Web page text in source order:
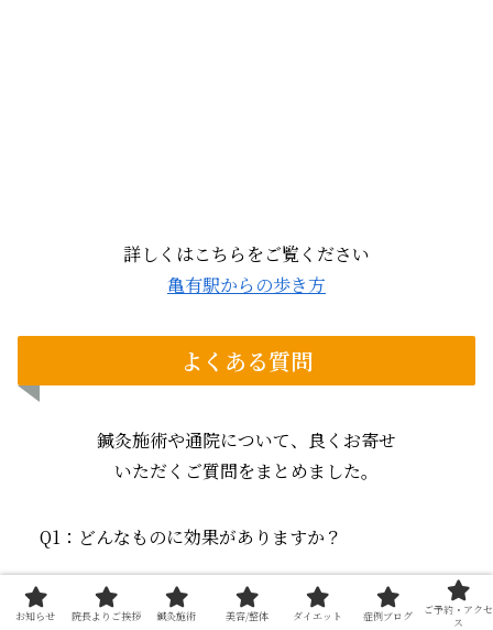
詳しくはこちらをご覧ください
亀有駅からの歩き方
よくある質問
鍼灸施術や通院について、良くお寄せ
いただくご質問をまとめました。
Q1：どんなものに効果がありますか？
A：鍼灸は一般に思われているよりも、かなり幅広
お知らせ 院長よりご挨拶 鍼灸施術 美容/整体 ダイエット 症例ブログ
ご予約・アクセ
ス